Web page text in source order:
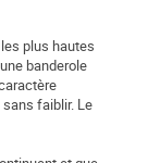
plus hautes
banderole
faiblir. Le